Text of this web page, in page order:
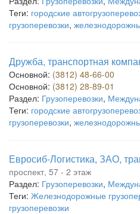
Теги: городские
грузоперевозки,
Дружба, транспортная
Основной: (3812) 48-66-00
Основной: (3812) 28-89-01
Раздел: Грузоперевозки,
Теги: городские
грузоперевозки,
Евросиб-Логистика, ЗАО,
проспект, 57 - 2 этаж
Раздел: Грузоперевозки,
Теги: Железнодорожные
грузоперевозки